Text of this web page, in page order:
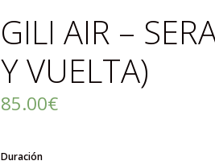
GILI AIR –
Y VUELTA)
85.00€
Duración